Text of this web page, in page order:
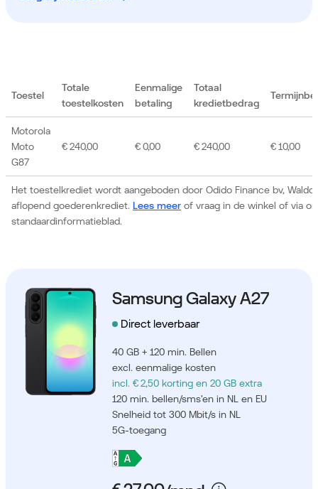
Toestel
Totale
toestelkosten
Eenmalige
betaling
Totaal
kredietbedrag
Het toestelkrediet wordt aangeboden door Odido Finance bv,
aflopend goederenkrediet. Lees meer of vraag in de winkel of via
standaardinformatieblad.
Motorola
Moto
G87
€ 240,00 € 0,00 € 240,00 € 10,00
Samsung Galaxy A27
Direct leverbaar
40 GB + 120 min. Bellen
excl. eenmalige kosten
incl. € 2,50 korting en 20 GB extra
120 min. bellen/sms'en in NL en EU
Snelheid tot 300 Mbit/s in NL
5G-toegang